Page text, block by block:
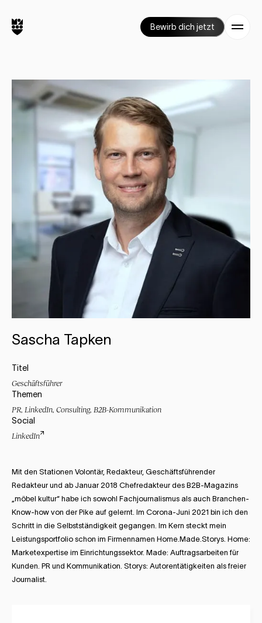
Bewirb dich jetzt
Sascha Tapken
Titel
Geschäftsführer
Themen
PR, LinkedIn, Consulting, B2B-Kommunikation
Social
LinkedIn
Mit den Stationen Volontär, Redakteur, Geschäftsführender
Redakteur und ab Januar 2018 Chefredakteur des B2B-Magazins
„möbel kultur“ habe ich sowohl Fachjournalismus als auch Branchen-
Know-how von der Pike auf gelernt. Im Corona-Juni 2021 bin ich den
Schritt in die Selbstständigkeit gegangen. Im Kern steckt mein
Leistungsportfolio schon im Firmennamen Home.Made.Storys.​ Home:
Marketexpertise im Einrichtungssektor. ​Made: Auftragsarbeiten für
Kunden. PR und Kommunikation. Storys: Autorentätigkeiten als freier
Journalist.